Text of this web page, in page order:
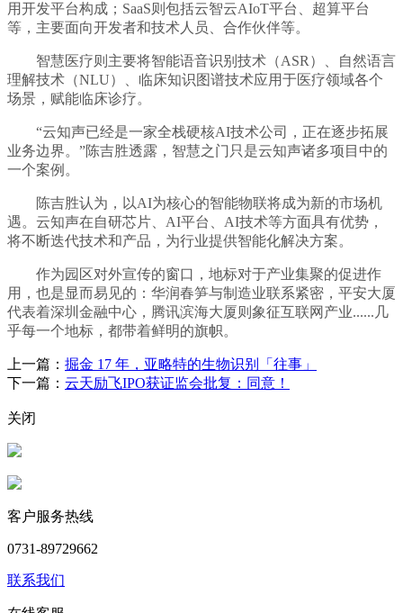
用开发平台构成；SaaS则包括云智云AIoT平台、超算平台
等，主要面向开发者和技术人员、合作伙伴等。
智慧医疗则主要将智能语音识别技术（ASR）、自然语言
理解技术（NLU）、临床知识图谱技术应用于医疗领域各个
场景，赋能临床诊疗。
“云知声已经是一家全栈硬核AI技术公司，正在逐步拓展
业务边界。”陈吉胜透露，智慧之门只是云知声诸多项目中的
一个案例。
陈吉胜认为，以AI为核心的智能物联将成为新的市场机
遇。云知声在自研芯片、AI平台、AI技术等方面具有优势，
将不断迭代技术和产品，为行业提供智能化解决方案。
作为园区对外宣传的窗口，地标对于产业集聚的促进作
用，也是显而易见的：华润春笋与制造业联系紧密，平安大厦
代表着深圳金融中心，腾讯滨海大厦则象征互联网产业......几
乎每一个地标，都带着鲜明的旗帜。
上一篇： 掘金 17 年，亚略特的生物识别「往事」
下一篇： 云天励飞IPO获证监会批复：同意！
关闭
客户服务热线
0731-89729662
联系我们